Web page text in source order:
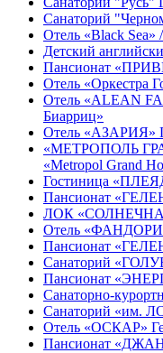
Санаторий
Отель «Black Sea»
Детский
Пансионат
Отель «Оркестра
Отель «ALEAN
Биарриц»
Отель «АЗАРИЯ»
«МЕТРОПОЛЬ
«Metropol Grand
Гостиница
Пансионат
ЛОК
Отель
Пансионат
Санаторий
Пансионат
Санаторно-
Санаторий «им.
Отель «ОСКАР»
Пансионат